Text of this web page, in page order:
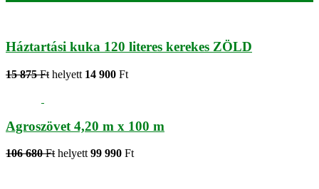
Háztartási kuka 120 literes kerekes ZÖLD
15 875 Ft helyett 14 900 Ft
Agroszövet 4,20 m x 100 m
106 680 Ft helyett 99 990 Ft